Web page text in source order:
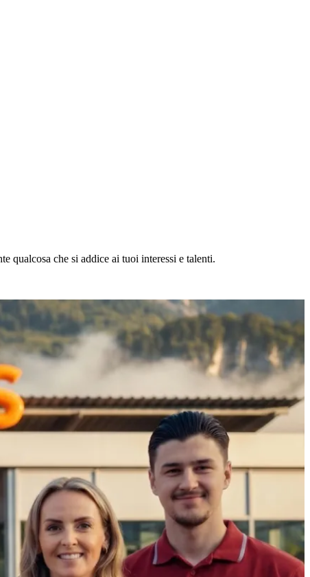
qualcosa che si addice ai tuoi interessi e talenti.